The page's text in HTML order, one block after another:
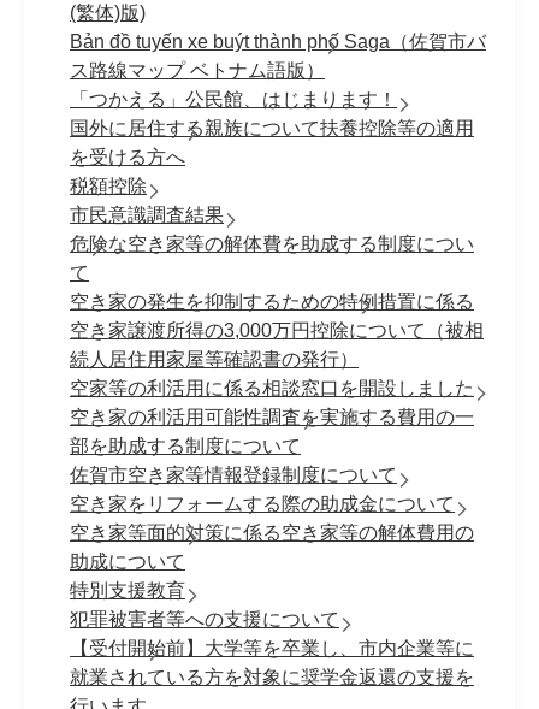
(繁体)版)
Bản đồ tuyến xe buýt thành phố Saga（佐賀市バ
ス路線マップ ベトナム語版）
「つかえる」公民館、はじまります！
国外に居住する親族について扶養控除等の適用
を受ける方へ
税額控除
市民意識調査結果
危険な空き家等の解体費を助成する制度につい
て
空き家の発生を抑制するための特例措置に係る
空き家譲渡所得の3,000万円控除について（被相
続人居住用家屋等確認書の発行）
空家等の利活用に係る相談窓口を開設しました
空き家の利活用可能性調査を実施する費用の一
部を助成する制度について
佐賀市空き家等情報登録制度について
空き家をリフォームする際の助成金について
空き家等面的対策に係る空き家等の解体費用の
助成について
特別支援教育
犯罪被害者等への支援について
【受付開始前】大学等を卒業し、市内企業等に
就業されている方を対象に奨学金返還の支援を